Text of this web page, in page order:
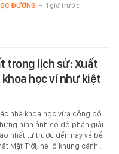
ĐƯỜNG - 1 giờ trước
trong lịch sử: Xuất
học ví như kiệt
nhà khoa học vừa công bố
hình ảnh có độ phân giải
nhất từ trước đến nay về bề
Mặt Trời, hé lộ khung cảnh…